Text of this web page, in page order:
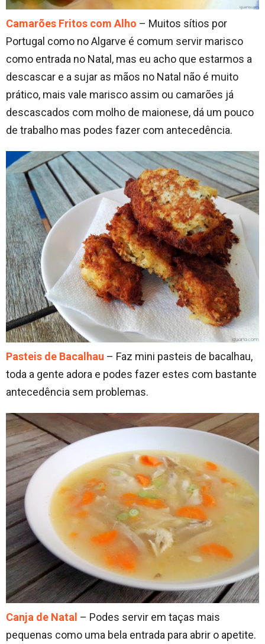
Camarões Fritos com Alho – Muitos sítios por
Portugal como no Algarve é comum servir marisco
como entrada no Natal, mas eu acho que estarmos a
descascar e a sujar as mãos no Natal não é muito
prático, mais vale marisco assim ou camarões já
descascados com molho de maionese, dá um pouco
de trabalho mas podes fazer com antecedência.
Pasteis de Bacalhau – Faz mini pasteis de bacalhau,
toda a gente adora e podes fazer estes com bastante
antecedência sem problemas.
Canja de Natal – Podes servir em taças mais
pequenas como uma bela entrada para abrir o apetite.